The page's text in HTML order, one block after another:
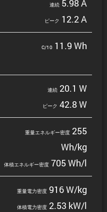
連続 5.98 A
ピーク 12.2 A
C/10 11.9 Wh
連続 20.1 W
ピーク 42.8 W
重量エネルギー密度 255
Wh/kg
体積エネルギー密度 705 Wh/l
重量電力密度 916 W/kg
体積電力密度 2.53 kW/l